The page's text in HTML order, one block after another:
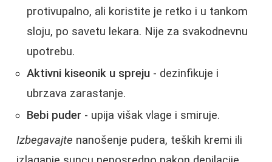
protivupalno, ali koristite je retko i u tankom
sloju, po savetu lekara. Nije za svakodnevnu
upotrebu.
Aktivni kiseonik u spreju - dezinfikuje i
ubrzava zarastanje.
Bebi puder - upija višak vlage i smiruje.
Izbegavajte nanošenje pudera, teških kremi ili